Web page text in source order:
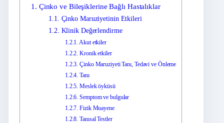
1. Çinko ve Bileşiklerine Bağlı Hastalıklar
1.1.
Çinko Maruziyetinin Etkileri
1.2. Klinik Değerlendirme
1.2.1. Akut etkiler
1.2.2. Kronik etkiler
1.2.3. Çinko Maruziyeti Tanı, Tedavi ve Önleme
1.2.4. Tanı
1.2.5. Meslek öyküsü
1.2.6. Semptom ve bulgular
1.2.7. Fizik Muayene
1.2.8. Tanısal Testler